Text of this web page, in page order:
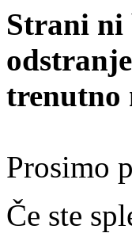
Strani ni
trenutno
Prosimo
Če ste